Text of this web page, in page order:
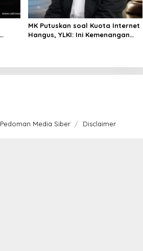
MK Putuskan soal Kuota Internet
Hangus, YLKI: Ini Kemenangan
Pedoman Media Siber Disclaimer